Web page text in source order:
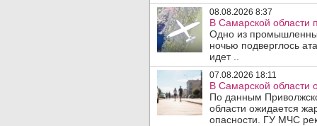
08.08.2026 8:37
В Самарской области
Одно из
ночью подверглось
идет ..
07.08.2026 18:11
В Самарской области
По данным
области ожидается
опасности. ГУ МЧС